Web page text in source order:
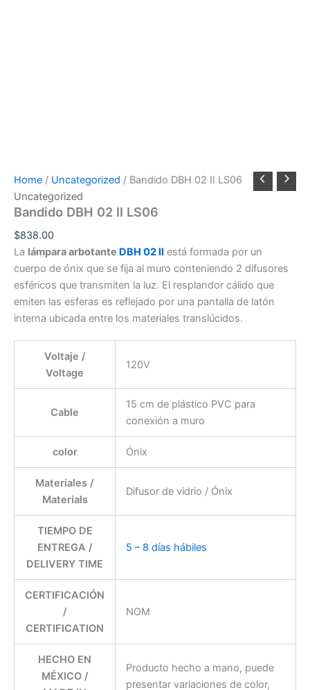
Home / Uncategorized / Bandido DBH 02 II LS06
Uncategorized
Bandido DBH 02 II LS06
$838.00
La lámpara arbotante DBH 02 II está formada por un
cuerpo de ónix que se fija al muro conteniendo 2 difusores
esféricos que transmiten la luz. El resplandor cálido que
emiten las esferas es reflejado por una pantalla de latón
interna ubicada entre los materiales translúcidos.
Voltaje /
Voltage
120V
Cable
15 cm de plástico PVC para
conexión a muro
color Ónix
Materiales /
Materials
Difusor de vidrio / Ónix
TIEMPO DE
ENTREGA /
DELIVERY TIME
5 – 8 días hábiles
CERTIFICACIÓN
/
CERTIFICATION
NOM
HECHO EN
MÉXICO /
Producto hecho a mano, puede
presentar variaciones de color,